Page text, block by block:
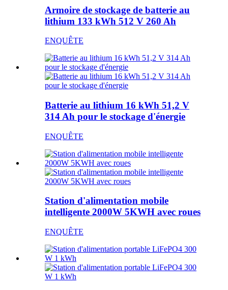
Armoire de stockage de batterie au
lithium 133 kWh 512 V 260 Ah
ENQUÊTE
Batterie au lithium 16 kWh 51,2 V
314 Ah pour le stockage d'énergie
ENQUÊTE
Station d'alimentation mobile
intelligente 2000W 5KWH avec roues
ENQUÊTE